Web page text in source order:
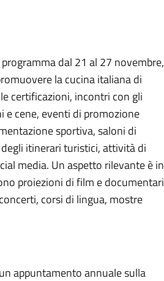
dal 21 al 27 novembre,
la cucina italiana di
certificazioni, incontri con gli
e cene, eventi di promozione
sportiva, saloni di
itinerari turistici, attività di
media. Un aspetto rilevante è in
proiezioni di film e documentari
corsi di lingua, mostre
appuntamento annuale sulla